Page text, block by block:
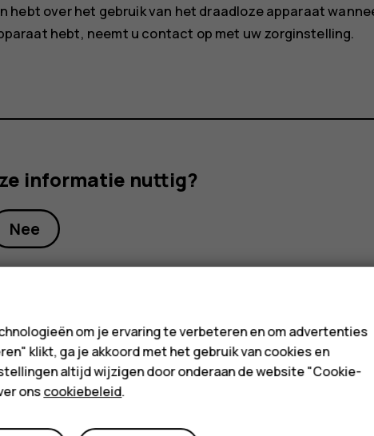
hebt over het gebruik van het draadloze apparaat
hebt, neemt u contact op met uw zorginstelling.
informatie nuttig?
Nee
om je ervaring te verbeteren en om advertenties
klikt, ga je akkoord met het gebruik van cookies en
altijd wijzigen door onderaan de website "Cookie-
onscookiebeleid.